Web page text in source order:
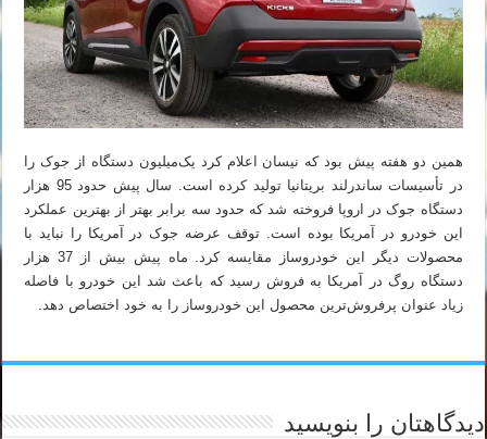
همین دو هفته پیش بود که نیسان اعلام کرد یک‌میلیون دستگاه از جوک را
در تأسیسات ساندرلند بریتانیا تولید کرده است. سال پیش حدود 95 هزار
دستگاه جوک در اروپا فروخته شد که حدود سه برابر بهتر از بهترین عملکرد
این خودرو در آمریکا بوده است. توقف عرضه جوک در آمریکا را نباید با
محصولات دیگر این خودروساز مقایسه کرد. ماه پیش بیش از 37 هزار
دستگاه روگ در آمریکا به فروش رسید که باعث شد این خودرو با فاصله
زیاد عنوان پرفروش‌ترین محصول این خودروساز را به خود اختصاص دهد.
دیدگاهتان را بنویسید